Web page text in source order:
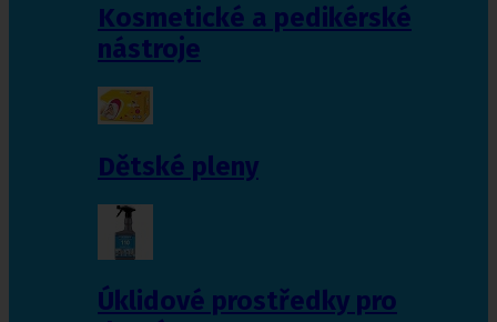
Kosmetické a pedikérské
nástroje
Dětské pleny
Úklidové prostředky pro